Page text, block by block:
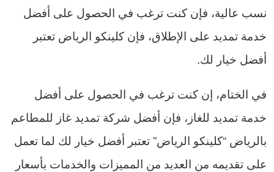
نسب عالية، فإن كنت ترغب في الحصول على أفضل
خدمة تمديد على الإطلاق، فإن كلينكو الرياض تعتبر
أفضل خيار لك.
في الختام، إن كنت ترغب في الحصول على أفضل
خدمة تمديد للغاز، فإن أفضل شركة تمديد غاز للمطاعم
بالرياض “كلينكو الرياض” تعتبر أفضل خيار لك لما تعمل
على تقديمه من العديد من المميزات والخدمات بأسعار